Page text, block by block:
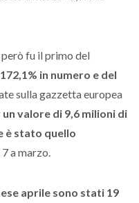
però fu il primo del
in numero e del
sulla gazzetta europea
valore di 9,6 milioni di
è stato quello
a marzo.
aprile sono stati 19